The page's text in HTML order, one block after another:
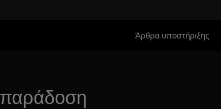
Άρθρα υποστήριξης
παράδοση